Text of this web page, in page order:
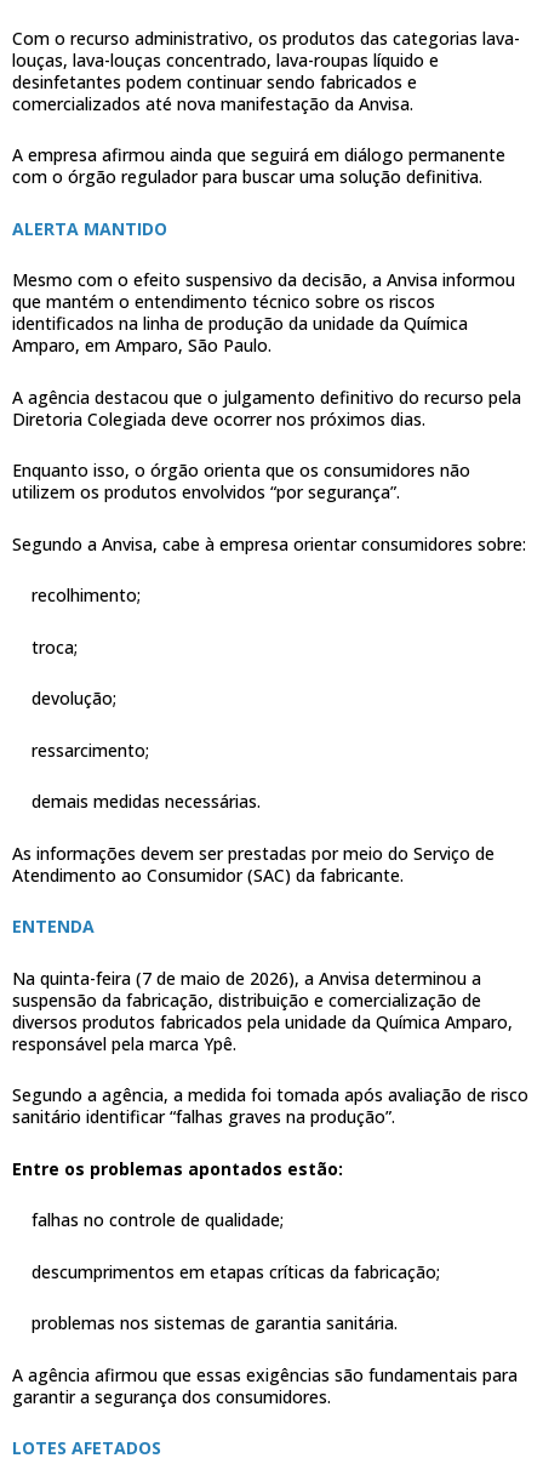
Com o recurso administrativo, os produtos das categorias lava-
louças, lava-louças concentrado, lava-roupas líquido e
desinfetantes podem continuar sendo fabricados e
comercializados até nova manifestação da Anvisa.
A empresa afirmou ainda que seguirá em diálogo permanente
com o órgão regulador para buscar uma solução definitiva.
ALERTA MANTIDO
Mesmo com o efeito suspensivo da decisão, a Anvisa informou
que mantém o entendimento técnico sobre os riscos
identificados na linha de produção da unidade da Química
Amparo, em Amparo, São Paulo.
A agência destacou que o julgamento definitivo do recurso pela
Diretoria Colegiada deve ocorrer nos próximos dias.
Enquanto isso, o órgão orienta que os consumidores não
utilizem os produtos envolvidos “por segurança”.
Segundo a Anvisa, cabe à empresa orientar consumidores sobre:
recolhimento;
troca;
devolução;
ressarcimento;
demais medidas necessárias.
As informações devem ser prestadas por meio do Serviço de
Atendimento ao Consumidor (SAC) da fabricante.
ENTENDA
Na quinta-feira (7 de maio de 2026), a Anvisa determinou a
suspensão da fabricação, distribuição e comercialização de
diversos produtos fabricados pela unidade da Química Amparo,
responsável pela marca Ypê.
Segundo a agência, a medida foi tomada após avaliação de risco
sanitário identificar “falhas graves na produção”.
Entre os problemas apontados estão:
falhas no controle de qualidade;
descumprimentos em etapas críticas da fabricação;
problemas nos sistemas de garantia sanitária.
A agência afirmou que essas exigências são fundamentais para
garantir a segurança dos consumidores.
LOTES AFETADOS